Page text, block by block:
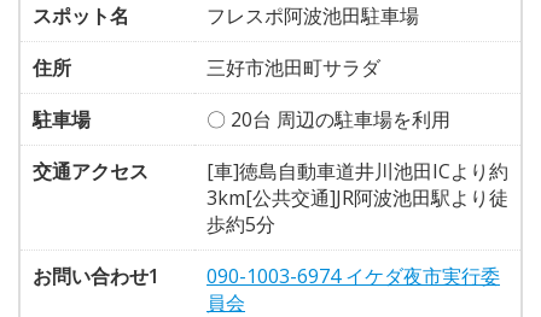
スポット名
フレスポ阿波池田駐車場
住所
三好市池田町サラダ
駐車場
〇 20台 周辺の駐車場を利用
交通アクセス
[車]徳島自動車道井川池田ICより約
3km[公共交通]JR阿波池田駅より徒
歩約5分
お問い合わせ1
090-1003-6974 イケダ夜市実行委
員会